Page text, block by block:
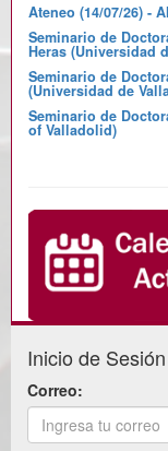
Ateneo (14/07/26) -
Seminario de
Heras (Universidad
Seminario de
(Universidad de
Seminario de
of Valladolid)
Inicio de Sesión
Correo: